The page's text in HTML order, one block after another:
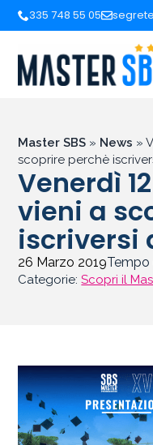
335 748 55 05
Master SBS » News »
scoprire perchè
Venerdì
vieni a
iscriversi
26 Marzo 2019Tempo
Categorie:Scopri il